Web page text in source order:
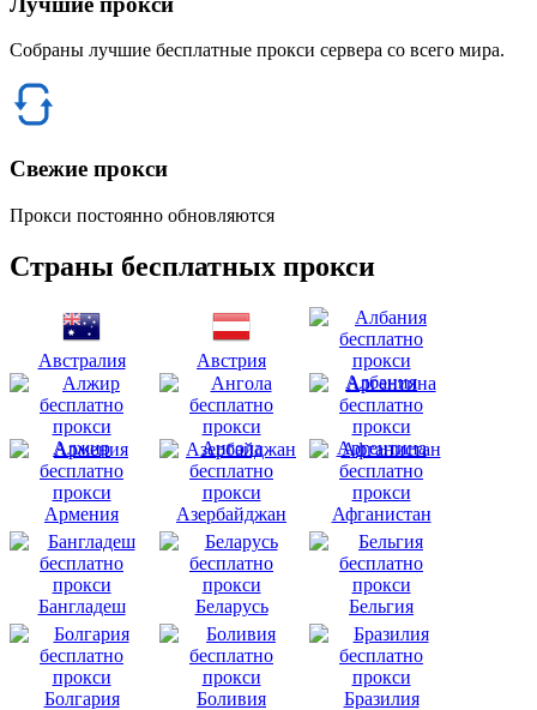
Собраны лучшие бесплатные прокси сервера со всего мира.
Свежие прокси
Прокси постоянно обновляются
Страны бесплатных прокси
Австралия
Австрия
Албания
Алжир Ангола Аргентина
Армения Азербайджан Афганистан
Бангладеш Беларусь Бельгия
Болгария Боливия Бразилия